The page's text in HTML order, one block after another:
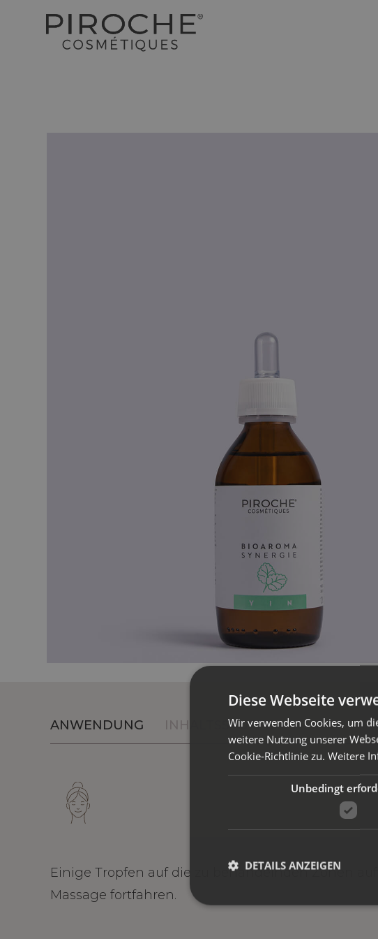
ANWENDUNG INHALTSSTOFFE
Einige Tropfen auf die zu behandelnden Zonen
Massage fortfahren.
Diese Webseite
Wir verwenden Cookies, um
weitere Nutzung unserer
Cookie-Richtlinie zu. Weitere
Unbedingt
DETAILS ANZEIGEN